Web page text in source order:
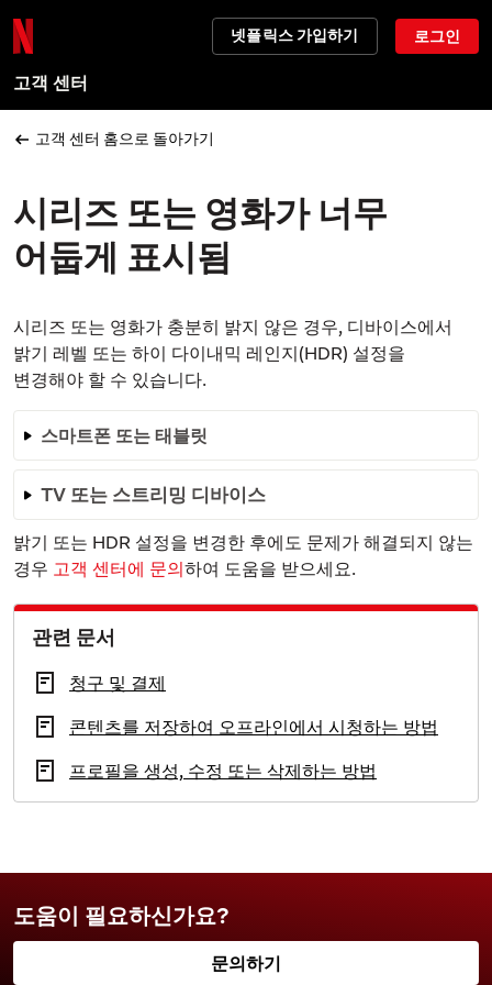
넷플릭스 가입하기 로그인
고객 센터
고객 센터 홈으로 돌아가기
시리즈 또는 영화가 너무
어둡게 표시됨
시리즈 또는 영화가 충분히 밝지 않은 경우, 디바이스에서
밝기 레벨 또는 하이 다이내믹 레인지(HDR) 설정을
변경해야 할 수 있습니다.
스마트폰 또는 태블릿
TV 또는 스트리밍 디바이스
밝기 또는 HDR 설정을 변경한 후에도 문제가 해결되지 않는
경우 고객 센터에 문의하여 도움을 받으세요.
관련 문서
청구 및 결제
콘텐츠를 저장하여 오프라인에서 시청하는 방법
프로필을 생성, 수정 또는 삭제하는 방법
도움이 필요하신가요?
문의하기